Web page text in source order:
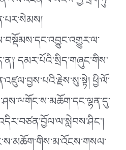
དམར་པོའི་སྲིད་གཞུང་གིས་
ཕྱི་ལོ་